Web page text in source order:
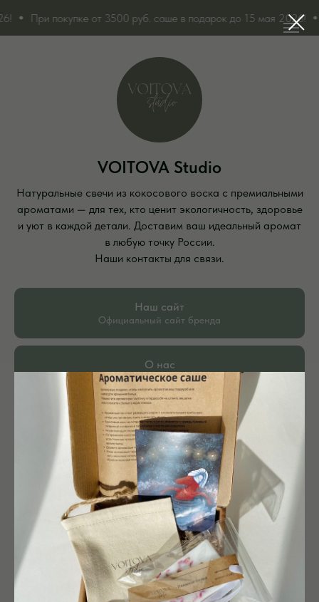
При покупке от 3500 руб. саше в подарок до 15 мая 2026!
VOITOVA Studio
Натуральные свечи из кокосового воска с премиальными
ароматами — для тех, кто ценит экологичность, здоровье
и уют в каждой детали. Доставим ваш идеальный аромат
в любую точку России.
Наши контакты для связи.
Наш сайт
Официальный сайт бренда
О нас
История нашего бренда
TELEGRAM
Наш канал в телеграм
Наши контакты
E-mail, соцсети и номер телефона
F&Q
Ответы на популярные вопросы